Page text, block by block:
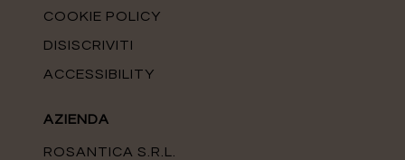
COOKIE POLICY
DISISCRIVITI
ACCESSIBILITY
AZIENDA
ROSANTICA S.R.L.